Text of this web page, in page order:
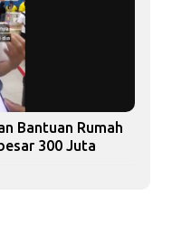
Bantuan Rumah
300 Juta